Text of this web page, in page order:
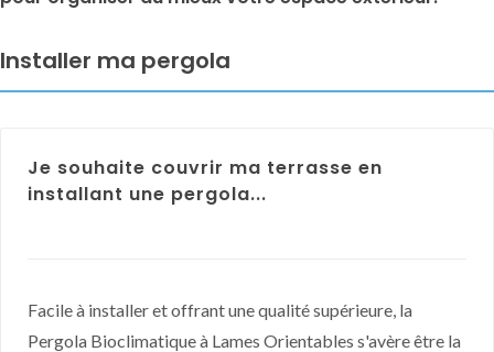
Installer ma pergola
Je souhaite couvrir ma terrasse en
installant une pergola...
Facile à installer et offrant une qualité supérieure, la
Pergola Bioclimatique à Lames Orientables s'avère être la